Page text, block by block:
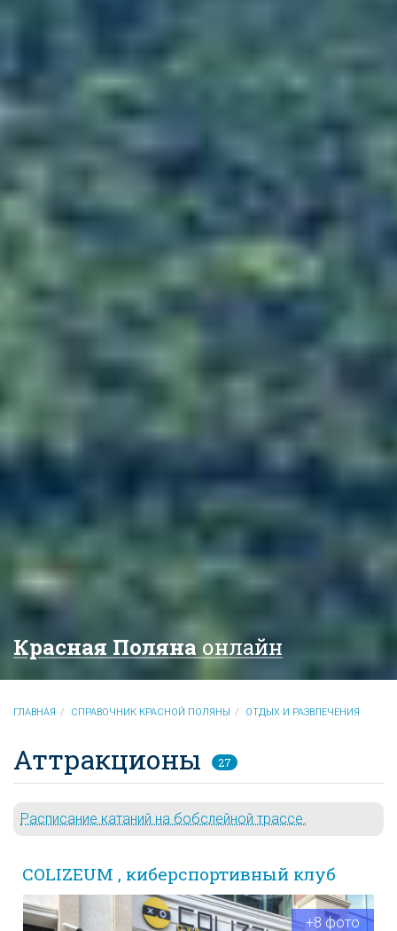
Красная Поляна онлайн
ГЛАВНАЯ СПРАВОЧНИК КРАСНОЙ ПОЛЯНЫ ОТДЫХ И РАЗВЛЕЧЕНИЯ
Аттракционы 27
Расписание катаний на бобслейной трассе.
COLIZEUM , киберспортивный клуб
+8 фото